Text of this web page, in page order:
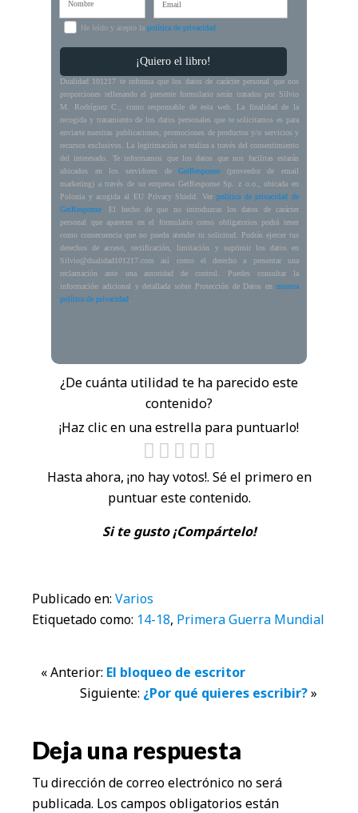
¡Quiero el libro!
He leído y acepto la política de privacidad
Dualidad 101217 te informa que los datos de carácter personal que nos
proporciones rellenando el presente formulario serán tratados por Silvio
M. Rodríguez C., como responsable de esta web. La finalidad de la
recogida y tratamiento de los datos personales que te solicitamos es para
enviarte nuestras publicaciones, promociones de productos y/o servicios y
recursos exclusivos. La legitimación se realiza a través del consentimiento
del interesado. Te informamos que los datos que nos facilitas estarán
ubicados en los servidores deGetResponse (proveedor de email
marketing) a través de su empresa GetResponse Sp. z o.o., ubicada en
Polonia y acogida al EU Privacy Shield. Ver política de privacidad de
GetResponse . El hecho de que no introduzcas los datos de carácter
personal que aparecen en el formulario como obligatorios podrá tener
como consecuencia que no pueda atender tu solicitud. Podrás ejercer tus
derechos de acceso, rectificación, limitación y suprimir los datos en
Silvio@dualidad101217.com así como el derecho a presentar una
reclamación ante una autoridad de control. Puedes consultar la
información adicional y detallada sobre Protección de Datos en nuestra
política de privacidad
¿De cuánta utilidad te ha parecido este
contenido?
¡Haz clic en una estrella para puntuarlo!
Hasta ahora, ¡no hay votos!. Sé el primero en
puntuar este contenido.
Si te gusto ¡Compártelo!
Publicado en: Varios
Etiquetado como: 14-18, Primera Guerra Mundial
Interacciones
los
lectores
« Anterior: El bloqueo de escritor
Siguiente: ¿Por qué quieres escribir?»
Deja una respuesta
Tu dirección de correo electrónico no será
publicada. Los campos obligatorios están